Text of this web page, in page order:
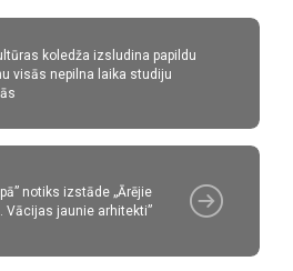
koledža izsludina papildu
visās nepilna laika studiju
notiks izstāde „Ārējie
Vācijas jaunie arhitekti”